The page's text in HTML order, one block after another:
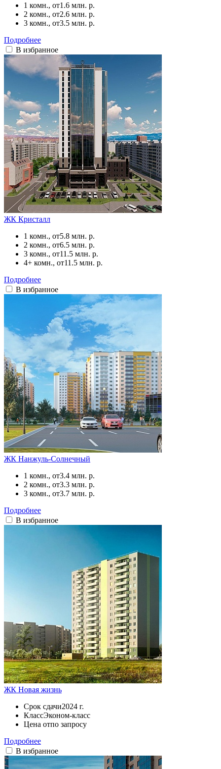
1 комн., от1.6 млн. р.
2 комн., от2.6 млн. р.
3 комн., от3.5 млн. р.
Подробнее
В избранное
ЖК Кристалл
1 комн., от5.8 млн. р.
2 комн., от6.5 млн. р.
3 комн., от11.5 млн. р.
4+ комн., от11.5 млн. р.
Подробнее
В избранное
ЖК Нанжуль-Солнечный
1 комн., от3.4 млн. р.
2 комн., от3.3 млн. р.
3 комн., от3.7 млн. р.
Подробнее
В избранное
ЖК Новая жизнь
Срок сдачи2024 г.
КлассЭконом-класс
Цена отпо запросу
Подробнее
В избранное